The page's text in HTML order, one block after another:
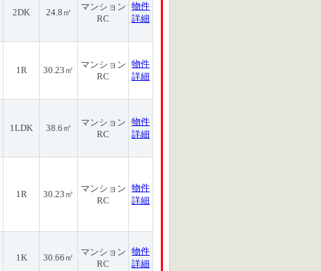
2DK 24.8㎡
マンション
RC
物件
詳細
1R 30.23㎡
マンション
RC
物件
詳細
1LDK 38.6㎡
マンション
RC
物件
詳細
1R 30.23㎡
マンション
RC
物件
詳細
1K 30.66㎡
マンション
RC
物件
詳細